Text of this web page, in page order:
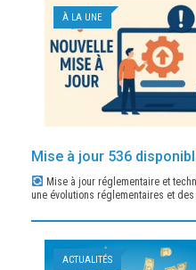
À LA UNE
Mise à jour 536
Mise à jour réglementaire et
une évolutions réglementaires et des
ACTUALITÉS